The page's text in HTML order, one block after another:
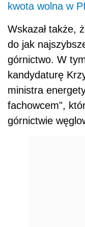
kwota wolna w
Wskazał także,
do jak
górnictwo. W
kandydaturę
ministra
fachowcem",
górnictwie